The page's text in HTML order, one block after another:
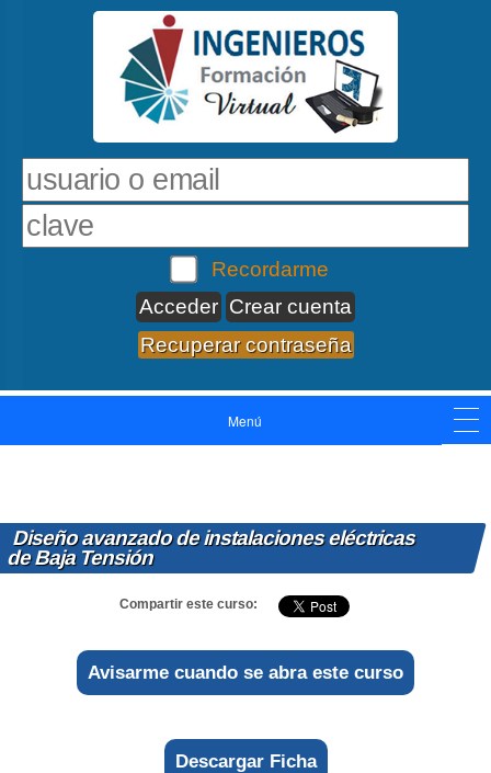
Recordarme
Crear cuenta
Recuperar contraseña
Menú
Diseño avanzado de instalaciones eléctricas
de Baja Tensión
Compartir este curso:
Avisarme cuando se abra este curso
Descargar Ficha